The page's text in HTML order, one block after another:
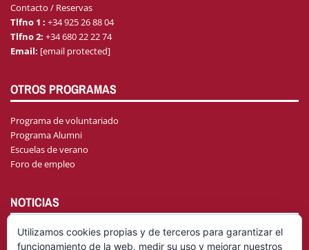
Contacto / Reservas
Tlfno 1 : +34 925 26 88 04
Tlfno 2: +34 680 22 22 74
Email: [email protected]
OTROS PROGRAMAS
Programa de voluntariado
Programa Alumni
Escuelas de verano
Foro de empleo
NOTICIAS
Utilizamos cookies propias y de terceros para garantizar el
funcionamiento de la web, medir su uso y mejorar nuestros